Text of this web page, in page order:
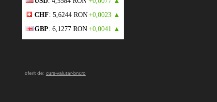
CHF: 5,6244 RON+0,0023 ▲
GBP: 6,1277 RON +0,0041 ▲
oferit de: curs-valutar-bnr.ro